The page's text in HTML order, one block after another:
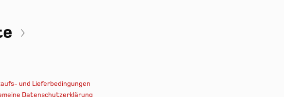
und Lieferbedingungen
Datenschutzerklärung